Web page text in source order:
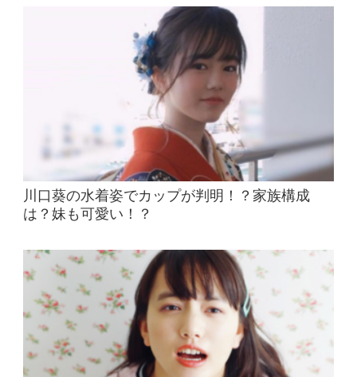
川口葵の水着姿でカップが判明！？家族構成
は？妹も可愛い！？